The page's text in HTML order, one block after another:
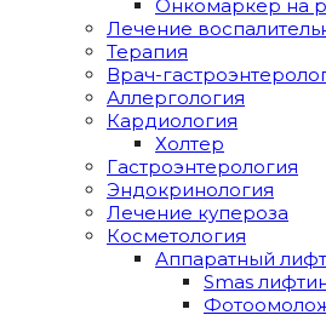
Онкомаркер на
Лечение
Терапия
Врач-
Аллергология
Кардиология
Холтер
Гастроэнтерология
Эндокринология
Лечение купероза
Косметология
Аппаратный
Smas